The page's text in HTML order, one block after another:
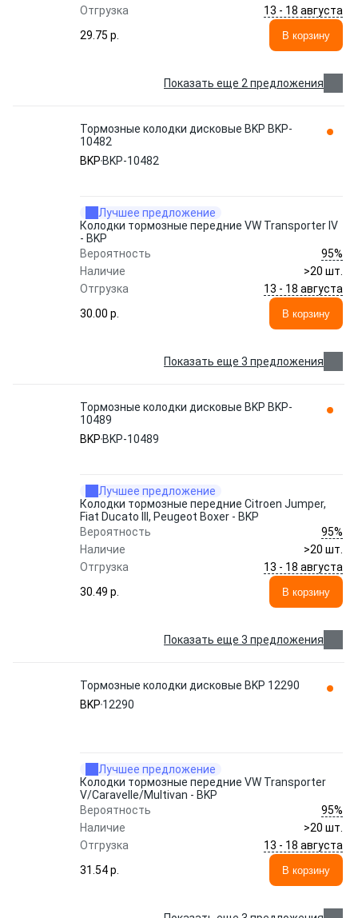
Отгрузка
13 - 18 августа
29.75 p.
В корзину
Показать еще 2 предложения
Тормозные колодки дисковые BKP BKP-
10482
BKP BKP-10482
Лучшее предложение
Колодки тормозные передние VW Transporter IV
- BKP
Вероятность
95%
Наличие
>20 шт.
Отгрузка
13 - 18 августа
30.00 p.
В корзину
Показать еще 3 предложения
Тормозные колодки дисковые BKP BKP-
10489
BKP BKP-10489
Лучшее предложение
Колодки тормозные передние Citroen Jumper,
Fiat Ducato III, Peugeot Boxer - BKP
Вероятность
95%
Наличие
>20 шт.
Отгрузка
13 - 18 августа
30.49 p.
В корзину
Показать еще 3 предложения
Тормозные колодки дисковые BKP 12290
BKP 12290
Лучшее предложение
Колодки тормозные передние VW Transporter
V/Caravelle/Multivan - BKP
Вероятность
95%
Наличие
>20 шт.
Отгрузка
13 - 18 августа
31.54 p.
В корзину